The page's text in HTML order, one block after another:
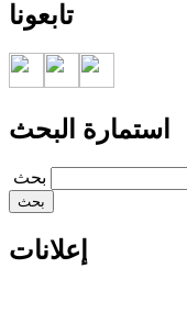
تابعونا
استمارة البحث
‏بحث ‏
إعلانات